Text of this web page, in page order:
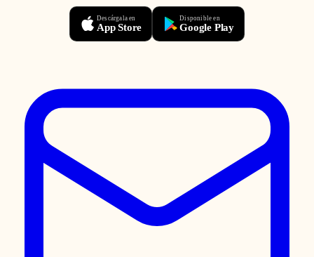
Descárgala en
App Store
Disponible en
Google Play